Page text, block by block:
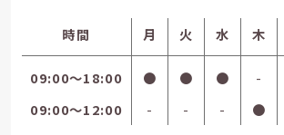
時間 月 火 水 木
09:00〜18:00 ● ● ● -
09:00〜12:00
- - - ●